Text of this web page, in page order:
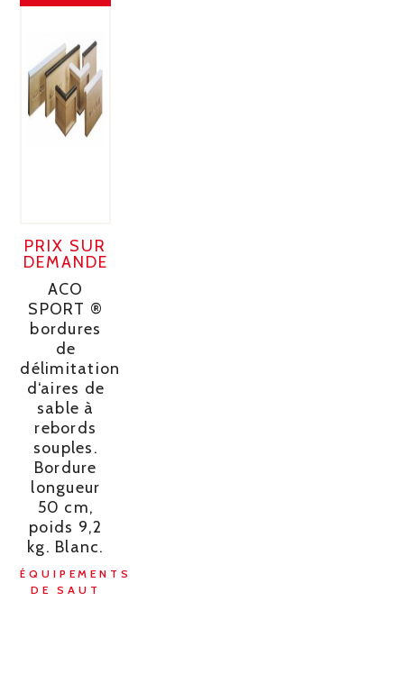
PRIX SUR
DEMANDE
ACO
SPORT ®
bordures
de
délimitation
d‘aires de
sable à
rebords
souples.
Bordure
longueur
50 cm,
poids 9,2
kg. Blanc.
ÉQUIPEMENTS
DE SAUT